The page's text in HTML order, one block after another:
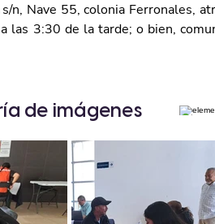
n, Nave 55, colonia Ferronales,
las 3:30 de la tarde; o bien,
de imágenes